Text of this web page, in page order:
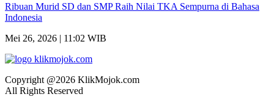
Ribuan Murid SD dan SMP Raih Nilai TKA Sempurna di Bahasa
Indonesia
Mei 26, 2026 | 11:02 WIB
Copyright @2026 KlikMojok.com
All Rights Reserved